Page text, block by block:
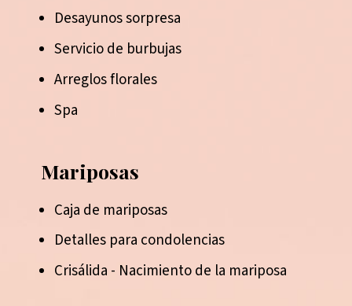
Desayunos sorpresa
Servicio de burbujas
Arreglos florales
Spa
Mariposas
Caja de mariposas
Detalles para condolencias
Crisálida - Nacimiento de la mariposa